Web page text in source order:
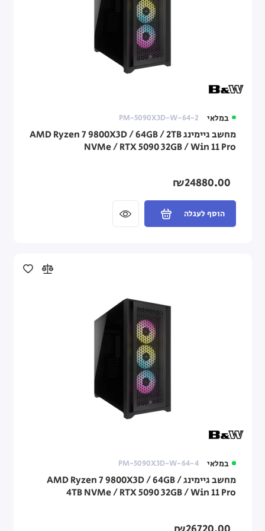
במלאי PM-5090X3D-W-64-2
מחשב גיימינג AMD Ryzen 7 9800X3D / 64GB / 2TB
NVMe / RTX 5090 32GB / Win 11 Pro
₪24880.00
הוסף לעגלה
במלאי PM-5090X3D-W-64-4
מחשב גיימינג AMD Ryzen 7 9800X3D / 64GB /
4TB NVMe / RTX 5090 32GB / Win 11 Pro